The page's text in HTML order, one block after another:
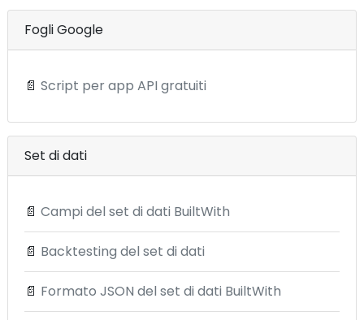
Fogli Google
📄 Script per app API gratuiti
Set di dati
📄 Campi del set di dati BuiltWith
📄 Backtesting del set di dati
📄 Formato JSON del set di dati BuiltWith